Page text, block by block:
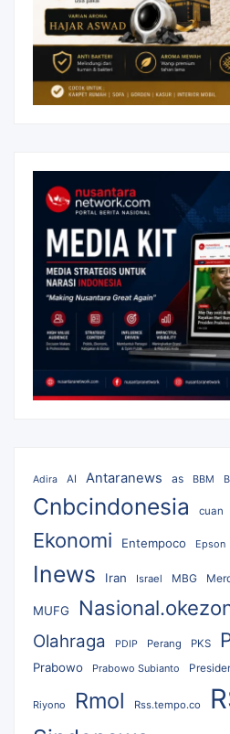
Adira AI Antaranews as BBM
Cnbcindonesia cuan
Ekonomi Entempoco Epson
Inews Iran Israel MBG
MUFG
Olahraga PDIP Perang PKS
Prabowo Prabowo Subianto
Riyono Rmol Rss.tempo.co